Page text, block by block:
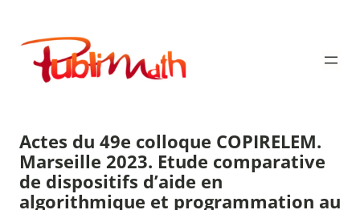
contenu
Publimath
Actes du 49e colloque COPIRELEM.
Marseille 2023. Etude comparative
de dispositifs d’aide en
algorithmique et programmation au